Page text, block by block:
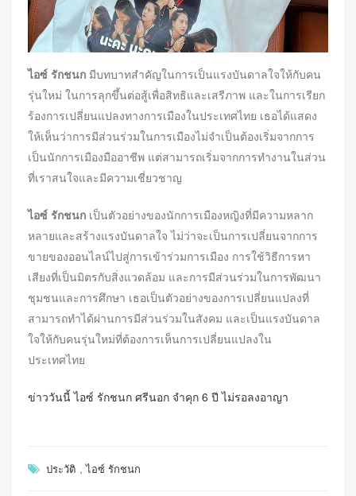
ไอซ์ รักชนก มีบทบาทสำคัญในการเป็นแรงบันดาลใจให้กับคน
รุ่นใหม่ ในการลุกขึ้นต่อสู้เพื่อสิทธิและเสรีภาพ และในการเรียก
ร้องการเปลี่ยนแปลงทางการเมืองในประเทศไทย เธอได้แสดง
ให้เห็นว่าการมีส่วนร่วมในการเมืองไม่จำเป็นต้องเริ่มจากการ
เป็นนักการเมืองมืออาชีพ แต่สามารถเริ่มจากการทำงานในส่วน
ที่เราสนใจและมีความเชี่ยวชาญ
ไอซ์ รักชนก เป็นตัวอย่างของนักการเมืองหญิงที่มีความหลาก
หลายและสร้างแรงบันดาลใจ ไม่ว่าจะเป็นการเปลี่ยนจากการ
ขายของออนไลน์ไปสู่การเข้าร่วมการเมือง การใช้วิธีการหา
เสียงที่เป็นมิตรกับสิ่งแวดล้อม และการมีส่วนร่วมในการพัฒนา
ชุมชนและการศึกษา เธอเป็นตัวอย่างของการเปลี่ยนแปลงที่
สามารถทำได้ผ่านการมีส่วนร่วมในสังคม และเป็นแรงบันดาล
ใจให้กับคนรุ่นใหม่ที่ต้องการเห็นการเปลี่ยนแปลงใน
ประเทศไทย
ข่าววันนี้ ไอซ์ รักชนก ศรีนอก จำคุก 6 ปี ไม่รอลงอาญา
ประวัติ ,ไอซ์ รักชนก